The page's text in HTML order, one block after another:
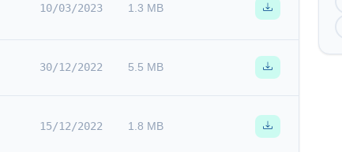
10/03/2023 1.3 MB
30/12/2022 5.5 MB
15/12/2022 1.8 MB